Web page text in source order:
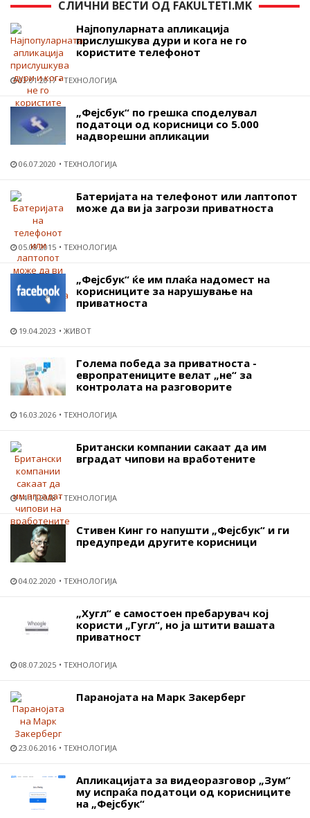
СЛИЧНИ ВЕСТИ ОД FAKULTETI.MK
Најпопуларната апликација
прислушкува дури и кога не го
користите телефонот
03.01.2017 ТЕХНОЛОГИЈА
„Фејсбук“ по грешка споделувал
податоци од корисници со 5.000
надворешни апликации
06.07.2020 ТЕХНОЛОГИЈА
Батеријата на телефонот или лаптопот
може да ви ја загрози приватноста
05.08.2015 ТЕХНОЛОГИЈА
„Фејсбук“ ќе им плаќа надомест на
корисниците за нарушување на
приватноста
19.04.2023 ЖИВОТ
Голема победа за приватноста -
европратениците велат „не“ за
контролата на разговорите
16.03.2026 ТЕХНОЛОГИЈА
Британски компании сакаат да им
вградат чипови на вработените
14.11.2018 ТЕХНОЛОГИЈА
Стивен Кинг го напушти „Фејсбук“ и ги
предупреди другите корисници
04.02.2020 ТЕХНОЛОГИЈА
„Хугл“ е самостоен пребарувач кој
користи „Гугл“, но ја штити вашата
приватност
08.07.2025 ТЕХНОЛОГИЈА
Паранојата на Марк Закерберг
23.06.2016 ТЕХНОЛОГИЈА
Апликацијата за видеоразговор „Зум“
му испраќа податоци од корисниците
на „Фејсбук“